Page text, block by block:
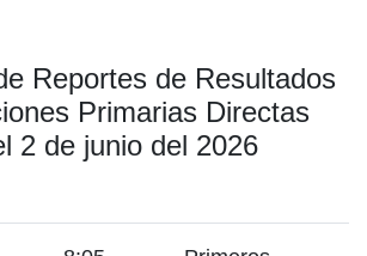
Reportes de Resultados
Primarias Directas
2 de junio del 2026